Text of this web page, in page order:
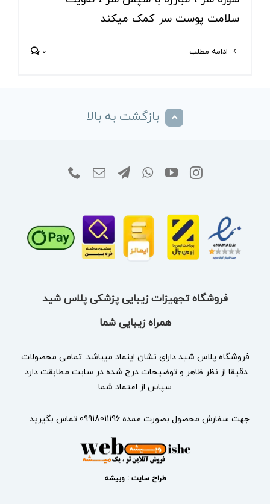
سلامت پوست سر کمک میکند
ادامه مطلب 0
بازگشت به بالا
فروشگاه تجهیزات زیبایی پزشکی پلاس شید
همراه زیبایی شما
فروشگاه پلاس شید دارای نشان اینماد میباشد. تمامی محصولات
دقیقا از نظر ظاهر و توضیحات درج شده در سایت مطابقت دارد.
سپاس از اعتماد شما
جهت سفارش محصول بصورت عمده 09918011196 تماس بگیرید
طراح سایت : وبیشه